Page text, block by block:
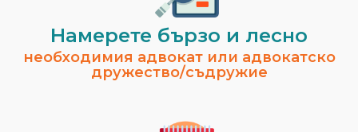
Намерете бързо и лесно
необходимия адвокат или адвокатско
дружество/съдружие